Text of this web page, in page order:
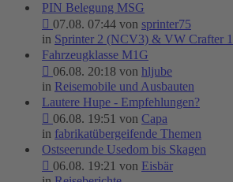
PIN Belegung MSG
07.08. 07:44 von sprinter75
in Sprinter 2 (NCV3) & VW Crafter 1
Fahrzeugklasse M1G
06.08. 20:18 von hljube
in Reisemobile und Ausbauten
Lautere Hupe - Empfehlungen?
06.08. 19:51 von Capa
in fabrikatübergeifende Themen
Ostseerunde Usedom bis Skagen
06.08. 19:21 von Eisbär